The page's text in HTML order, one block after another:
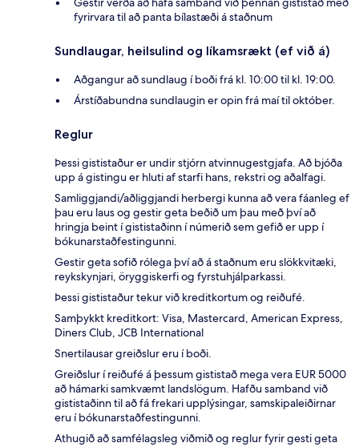
fyrirvara til að panta bílastæði á staðnum
Sundlaugar, heilsulind og líkamsrækt (ef við á)
Aðgangur að sundlaug í boði frá kl. 10:00 til kl. 19:00.
Árstíðabundna sundlaugin er opin frá maí til október.
Reglur
Þessi gististaður er undir stjórn atvinnugestgjafa. Að bjóða
upp á gistingu er hluti af starfi hans, rekstri og aðalfagi.
Samliggjandi/aðliggjandi herbergi kunna að vera fáanleg ef
þau eru laus og gestir geta beðið um þau með því að
hringja beint í gististaðinn í númerið sem gefið er upp í
bókunarstaðfestingunni.
Gestir geta sofið rólega því að á staðnum eru slökkvitæki,
reykskynjari, öryggiskerfi og fyrstuhjálparkassi.
Þessi gististaður tekur við kreditkortum og reiðufé.
Samþykkt kreditkort: Visa, Mastercard, American Express,
Diners Club, JCB International
Snertilausar greiðslur eru í boði.
Greiðslur í reiðufé á þessum gististað mega vera EUR 5000
að hámarki samkvæmt landslögum. Hafðu samband við
gististaðinn til að fá frekari upplýsingar, samskipaleiðirnar
eru í bókunarstaðfestingunni.
Athugið að samfélagsleg viðmið og reglur fyrir gesti geta